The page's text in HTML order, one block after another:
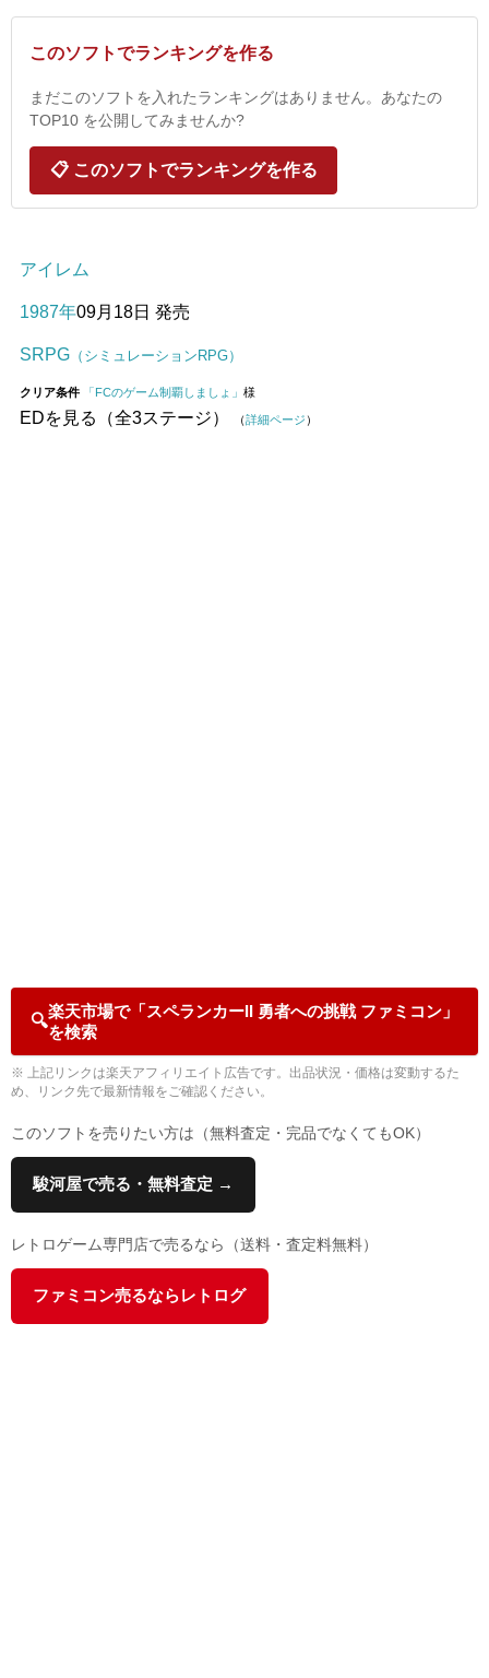
このソフトでランキングを作る
まだこのソフトを入れたランキングはありません。あなたの
TOP10 を公開してみませんか?
📋 このソフトでランキングを作る
アイレム
1987年09月18日 発売
SRPG （シミュレーションRPG）
クリア条件 「FCのゲーム制覇しましょ」 様
EDを見る（全3ステージ） （詳細ページ）
🔍楽天市場で「スペランカーII 勇者への挑戦 ファミコン」
を検索
※ 上記リンクは楽天アフィリエイト広告です。出品状況・価格は変動するた
め、リンク先で最新情報をご確認ください。
このソフトを売りたい方は（無料査定・完品でなくてもOK）
駿河屋で売る・無料査定 →
レトロゲーム専門店で売るなら（送料・査定料無料）
ファミコン売るならレトログ